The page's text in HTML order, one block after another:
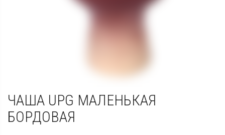
ЧАША UPG МАЛЕНЬКАЯ
БОРДОВАЯ